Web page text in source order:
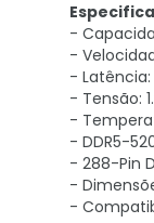
-
-
- Latência:
- Tensão:
-
- DDR5-
- 288-Pin
-
-